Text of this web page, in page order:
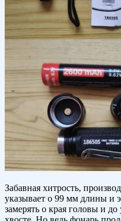
Забавная хитрость,
указывает о 99 мм длины и
замерять о края головы и